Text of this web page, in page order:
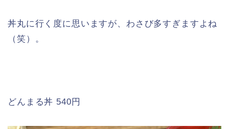
丼丸に行く度に思いますが、わさび多すぎますよね
（笑）。
どんまる丼 540円